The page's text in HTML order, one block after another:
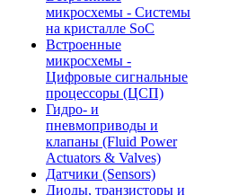
микросхемы - Системы
на кристалле SoC
Встроенные
микросхемы -
Цифровые сигнальные
процессоры (ЦСП)
Гидро- и
пневмоприводы и
клапаны (Fluid Power
Actuators & Valves)
Датчики (Sensors)
Диоды, транзисторы и